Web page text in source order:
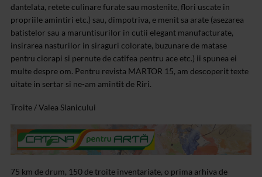
dantelata, retete culinare furate sau mostenite, flori uscate in
propriile amintiri etc.) sau, dimpotriva, e menit sa arate (asezarea
batistelor sau a maruntisurilor in cutii elegant manufacturate,
insirarea nasturilor in siraguri colorate, buzunare de matase
pentru ciorapi si pernute de catifea pentru ace etc.) ii spunea ei
multe despre om. Pentru revista MARTOR 15, am descoperit texte
uitate in sertar si ne-am amintit de Riri.
Troite / Valea Slanicului
75 km de drum, 150 de troite inventariate, o prima arhiva de